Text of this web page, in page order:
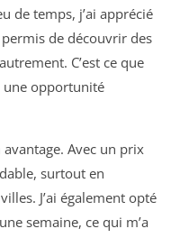
de temps, j’ai apprécié
de découvrir des
C’est ce que
une opportunité
Avec un prix
surtout en
J’ai également opté
semaine, ce qui m’a